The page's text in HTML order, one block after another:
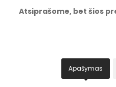
Atsiprašome, bet šios
Apašymas